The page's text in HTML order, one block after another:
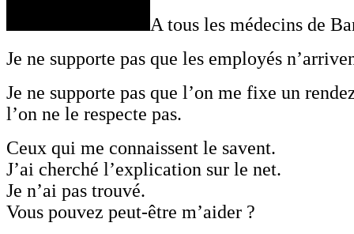
A tous les médecins de
Je ne supporte pas que les employés
Je ne supporte pas que l’on me fixe un
l’on ne le respecte pas.
Ceux qui me connaissent le savent.
J’ai cherché l’explication sur le net.
Je n’ai pas trouvé.
Vous pouvez peut-être m’aider ?